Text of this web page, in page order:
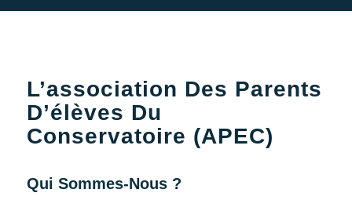
L’association Des Parents
D’élèves Du
Conservatoire (APEC)
Qui Sommes-Nous ?